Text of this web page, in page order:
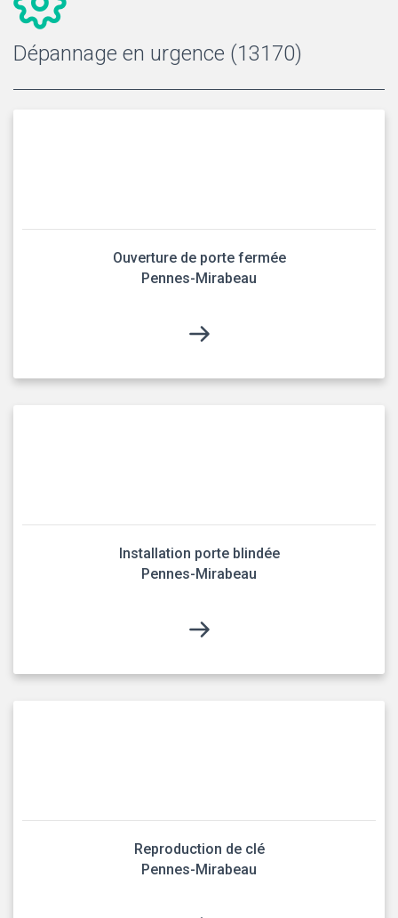
Dépannage en urgence (13170)
Ouverture de porte fermée
Pennes-Mirabeau
Installation porte blindée
Pennes-Mirabeau
Reproduction de clé
Pennes-Mirabeau